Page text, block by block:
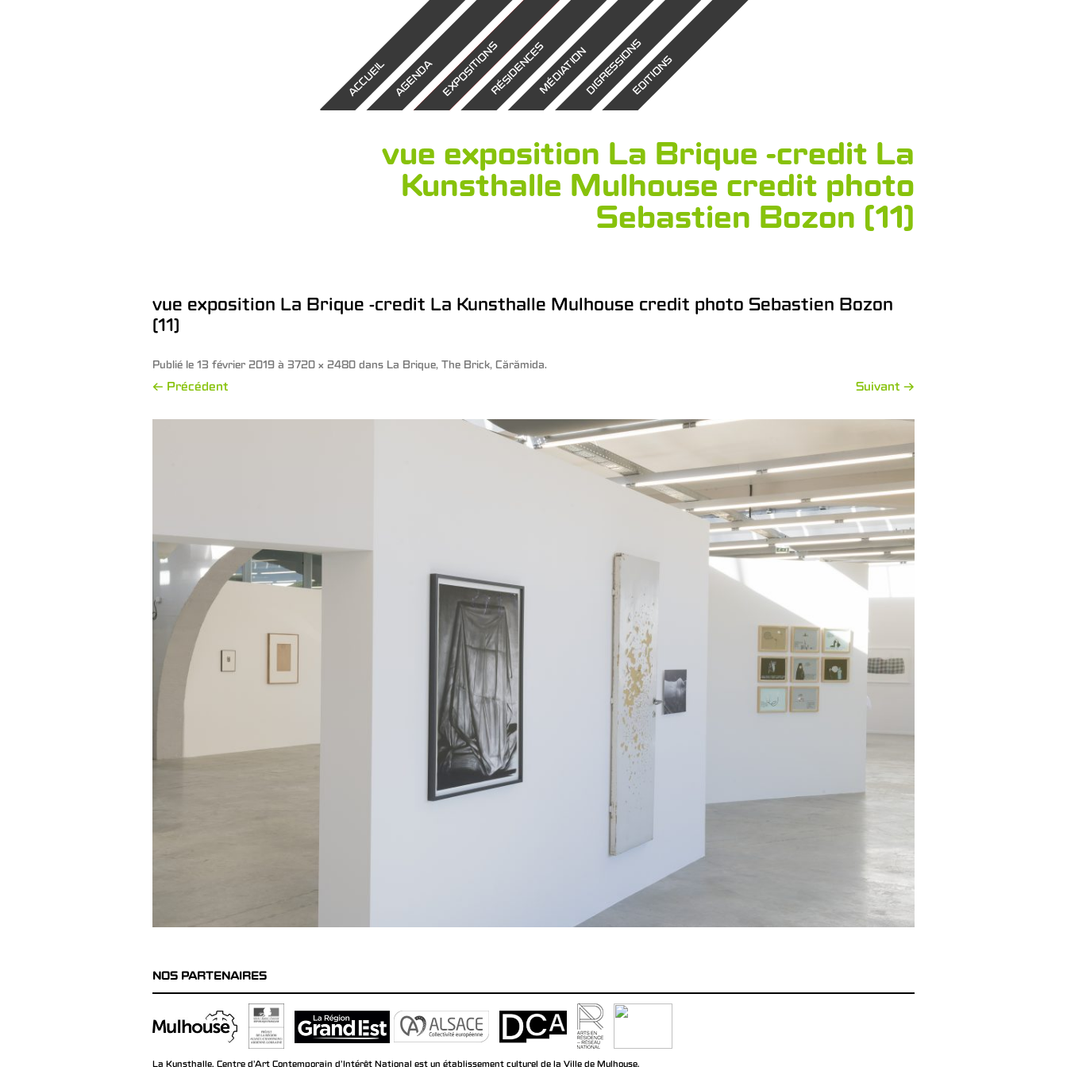
ACCUEILAGENDAEXPOSITIONSRÉSIDENCESMÉDIATIONDIGRESSIONSEDITIONS
vue exposition La Brique -credit La
Kunsthalle Mulhouse credit photo
Sebastien Bozon (11)
vue exposition La Brique -credit La Kunsthalle Mulhouse credit photo Sebastien Bozon
(11)
Publié le 13 février 2019 à 3720 × 2480 dans La Brique, The Brick, Cărămida.
← Précédent Suivant →
NOS PARTENAIRES
La Kunsthalle, Centre d’Art Contemporain d’Intérêt National est un établissement culturel de la Ville de Mulhouse.